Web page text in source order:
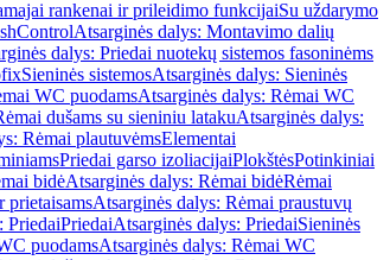
rankenai ir prileidimo funkcijaiSu uždarymo
Atsarginės dalys: Montavimo dalių
dalys: Priedai nuotekų sistemos fasoninėms
Sieninės sistemosAtsarginės dalys: Sieninės
WC puodamsAtsarginės dalys: Rėmai WC
dušams su sieniniu latakuAtsarginės dalys:
Rėmai plautuvėmsElementai
Priedai garso izoliacijaiPlokštėsPotinkiniai
bidėAtsarginės dalys: Rėmai bidėRėmai
prietaisamsAtsarginės dalys: Rėmai praustuvų
PriedaiPriedaiAtsarginės dalys: PriedaiSieninės
puodamsAtsarginės dalys: Rėmai WC